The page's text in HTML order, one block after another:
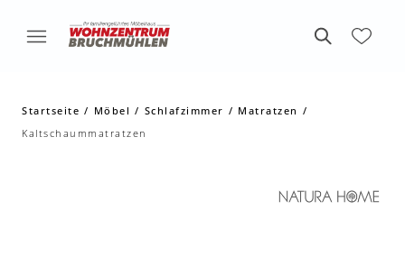
Startseite Möbel Schlafzimmer
Matratzen
Kaltschaummatratzen